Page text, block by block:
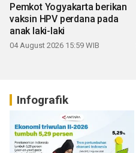
Pemkot Yogyakarta berikan
vaksin HPV perdana pada
anak laki-laki
04 August 2026 15:59 WIB
Infografik